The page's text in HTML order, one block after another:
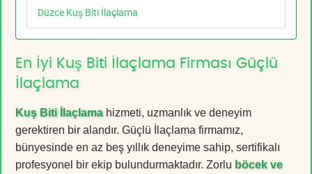
Düzce Kuş Biti İlaçlama
En İyi Kuş Biti İlaçlama Firması Güçlü
İlaçlama
Kuş Biti İlaçlamahizmeti, uzmanlık ve deneyim
gerektiren bir alandır. Güçlü İlaçlama firmamız,
bünyesinde en az beş yıllık deneyime sahip, sertifikalı
profesyonel bir ekip bulundurmaktadır. Zorlu böcek ve